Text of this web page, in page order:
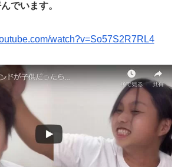
でいます。
watch?v=So57S2R7RL4